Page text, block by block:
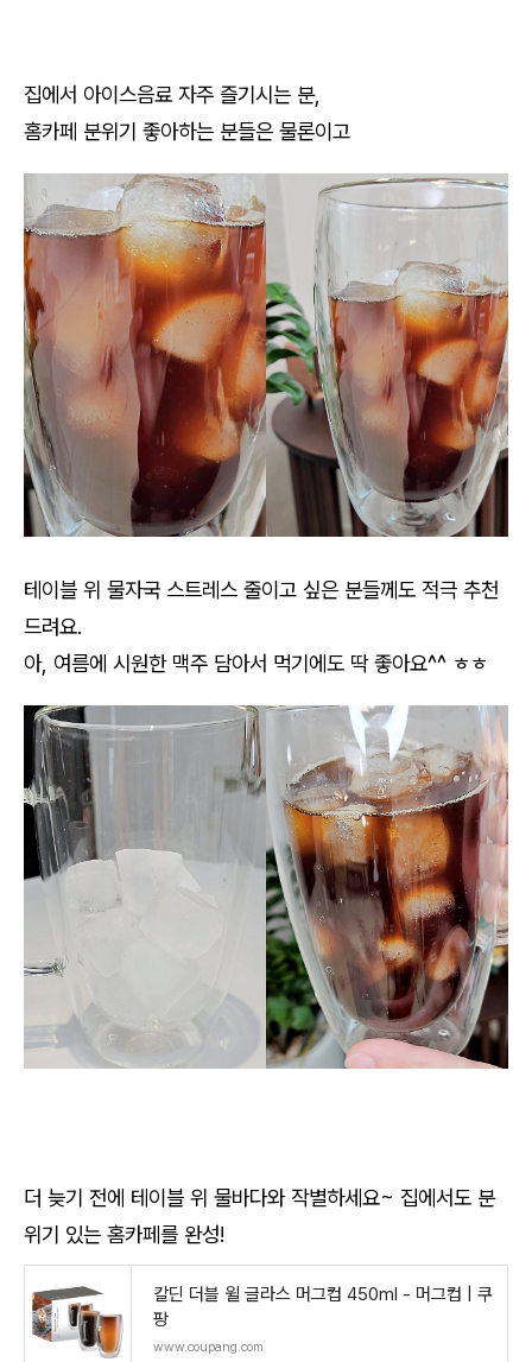
집에서 아이스음료 자주 즐기시는 분,
홈카페 분위기 좋아하는 분들은 물론이고
테이블 위 물자국 스트레스 줄이고 싶은 분들께도 적극 추천
드려요.
아, 여름에 시원한 맥주 담아서 먹기에도 딱 좋아요^^ ㅎㅎ
더 늦기 전에 테이블 위 물바다와 작별하세요~ 집에서도 분
위기 있는 홈카페를 완성!
칼딘 더블 윌 글라스 머그컵 450ml - 머그컵 | 쿠
팡
www.coupang.com